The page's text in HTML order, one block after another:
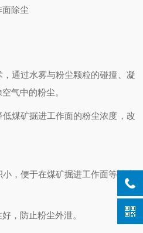
面除尘
通过水雾与粉尘颗粒的碰撞、凝
气中的粉尘。
煤矿掘进工作面的粉尘浓度，改
，便于在煤矿掘进工作面等狭窄
，防止粉尘外泄。